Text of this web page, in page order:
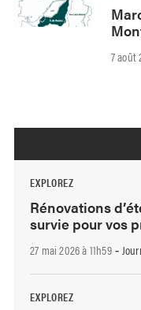
7 août
EXPLOREZ
Rénovations
survie pour vos
27 mai 2026 à 11h59-
EXPLOREZ